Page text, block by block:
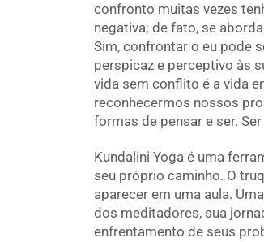
confronto muitas vezes
negativa; de fato, se
Sim, confrontar o eu pode
perspicaz e perceptivo às
vida sem conflito é a vida
reconhecermos nossos
formas de pensar e ser.
Kundalini Yoga é uma
seu próprio caminho. O
aparecer em uma aula.
dos meditadores, sua
enfrentamento de seus